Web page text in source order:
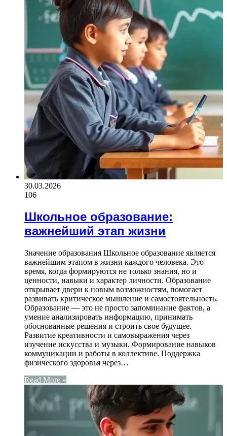
30.03.2026
106
Школьное образование:
важнейший этап жизни
Значение образования Школьное образование является
важнейшим этапом в жизни каждого человека. Это
время, когда формируются не только знания, но и
ценности, навыки и характер личности. Образование
открывает двери к новым возможностям, помогает
развивать критическое мышление и самостоятельность.
Образование — это не просто запоминание фактов, а
умение анализировать информацию, принимать
обоснованные решения и строить свое будущее.
Развитие креативности и самовыражения через
изучение искусства и музыки. Формирование навыков
коммуникации и работы в коллективе. Поддержка
физического здоровья через…
Read More »